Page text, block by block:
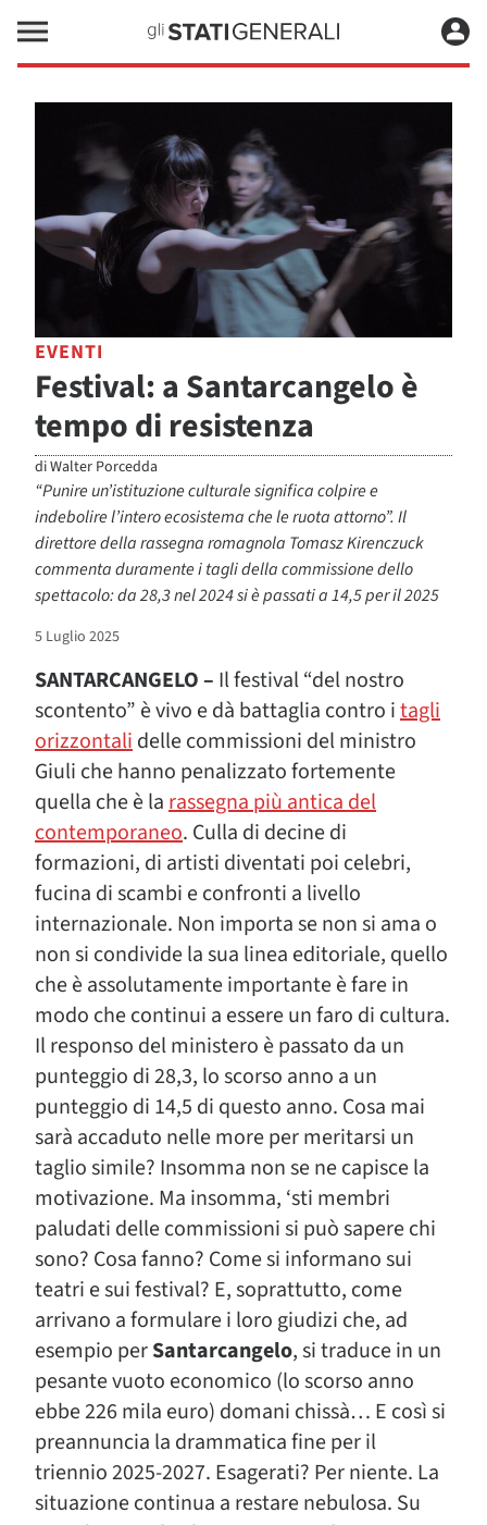
EVENTI
Festival: a Santarcangelo è
tempo di resistenza
diWalter Porcedda
“Punire un’istituzione culturale significa colpire e
indebolire l’intero ecosistema che le ruota attorno”. Il
direttore della rassegna romagnola Tomasz Kirenczuck
commenta duramente i tagli della commissione dello
spettacolo: da 28,3 nel 2024 si è passati a 14,5 per il 2025
5 Luglio 2025
SANTARCANGELO – Il festival “del nostro
scontento” è vivo e dà battaglia contro itagli
orizzontalidelle commissioni del ministro
Giuli che hanno penalizzato fortemente
quella che è larassegna più antica del
contemporaneo. Culla di decine di
formazioni, di artisti diventati poi celebri,
fucina di scambi e confronti a livello
internazionale. Non importa se non si ama o
non si condivide la sua linea editoriale, quello
che è assolutamente importante è fare in
modo che continui a essere un faro di cultura.
Il responso del ministero è passato da un
punteggio di 28,3, lo scorso anno a un
punteggio di 14,5 di questo anno. Cosa mai
sarà accaduto nelle more per meritarsi un
taglio simile? Insomma non se ne capisce la
motivazione. Ma insomma, ‘sti membri
paludati delle commissioni si può sapere chi
sono? Cosa fanno? Come si informano sui
teatri e sui festival? E, soprattutto, come
arrivano a formulare i loro giudizi che, ad
esempio perSantarcangelo, si traduce in un
pesante vuoto economico (lo scorso anno
ebbe 226 mila euro) domani chissà… E così si
preannuncia la drammatica fine per il
triennio 2025-2027. Esagerati? Per niente. La
situazione continua a restare nebulosa. Su